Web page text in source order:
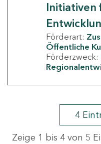
Initiativen
Förderart:
Öffentliche
Förderzweck:
4
Zeige 1 bis 4 von 5